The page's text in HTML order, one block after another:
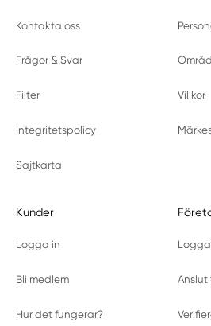
Kontakta oss
Frågor & Svar
Filter Villkor
Integritetspolicy
Sajtkarta
Kunder
Logga in
Bli medlem
Hur det fungerar?